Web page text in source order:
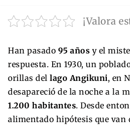
¡Valora
Han pasado 95 años y el
respuesta. En 1930, un
orillas del lago Angikuni, en
desapareció de la noche a la
1.200 habitantes. Desde
alimentado hipótesis que van